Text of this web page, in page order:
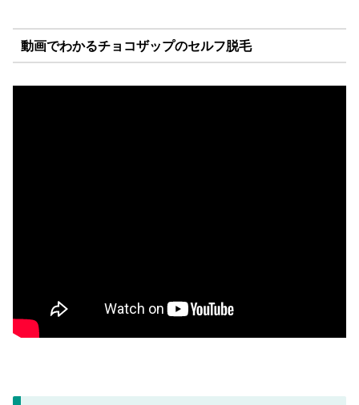
動画でわかるチョコザップのセルフ脱毛